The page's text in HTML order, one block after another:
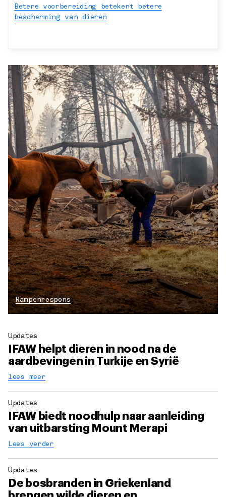
Betere voorbereiding betekent betere
bescherming van dieren
Rampenrespons
Updates
IFAW helpt dieren in nood na de
aardbevingen in Turkije en Syrië
lees meer
Updates
IFAW biedt noodhulp naar aanleiding
van uitbarsting Mount Merapi
Lees verder
Updates
De bosbranden in Griekenland